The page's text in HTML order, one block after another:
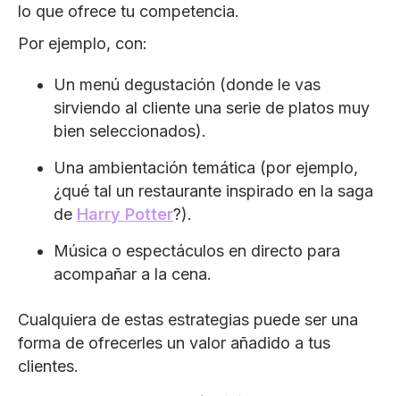
lo que ofrece tu competencia.
Por ejemplo, con:
Un menú degustación (donde le vas
sirviendo al cliente una serie de platos muy
bien seleccionados).
Una ambientación temática (por ejemplo,
¿qué tal un restaurante inspirado en la saga
de Harry Potter?).
Música o espectáculos en directo para
acompañar a la cena.
Cualquiera de estas estrategias puede ser una
forma de ofrecerles un valor añadido a tus
clientes.